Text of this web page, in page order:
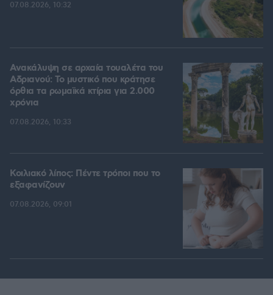
07.08.2026, 10:32
Ανακάλυψη σε αρχαία τουαλέτα του
Αδριανού: Το μυστικό που κράτησε
όρθια τα ρωμαϊκά κτίρια για 2.000
χρόνια
07.08.2026, 10:33
Κοιλιακό λίπος: Πέντε τρόποι που το
εξαφανίζουν
07.08.2026, 09:01